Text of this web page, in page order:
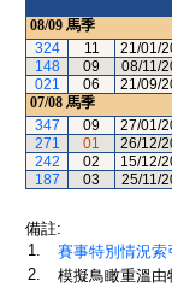
08/09 馬季
324
11 21/01/
148
09 08/11/
021
06 21/09/
07/08 馬季
347
09 27/01/
271
01 26/12/
242
02 15/12/
187
03 25/11/
備註:
1.
賽事特別情況索
2.
模擬鳥瞰重溫